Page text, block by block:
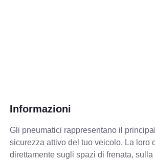
Informazioni
Gli pneumatici rappresentano il
sicurezza attivo del tuo veicolo. La loro
direttamente sugli spazi di frenata,